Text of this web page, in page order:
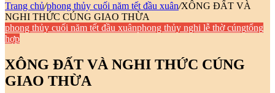
Trang chủ/phong thủy cuối năm tết đầu xuân/XÔNG ĐẤT VÀ
NGHI THỨC CÚNG GIAO THỪA
phong thủy cuối năm tết đầu xuânphong thủy nghi lễ thờ cúngtổng
hợp
XÔNG ĐẤT VÀ NGHI THỨC CÚNG
GIAO THỪA